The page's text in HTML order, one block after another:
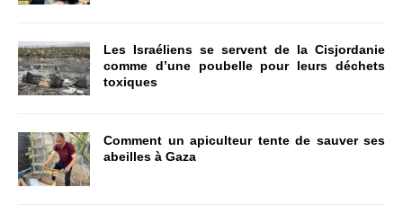
Les Israéliens se servent de la Cisjordanie
comme d’une poubelle pour leurs déchets
toxiques
Comment un apiculteur tente de sauver ses
abeilles à Gaza